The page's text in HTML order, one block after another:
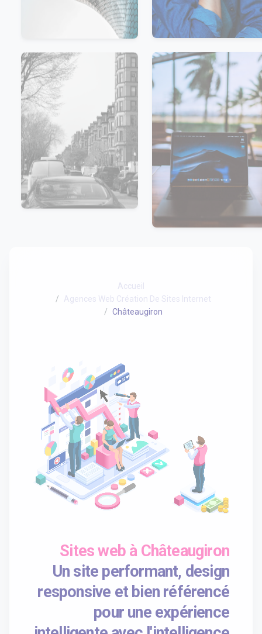
Accueil
Agences Web Création De Sites Internet
Châteaugiron
Sites web à Châteaugiron
Un site performant, design
responsive et bien référencé
pour une expérience